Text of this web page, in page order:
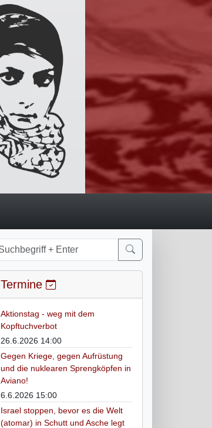
Termine
Aktionstag - weg mit dem
Kopftuchverbot
26.6.2026 14:00
Gegen Kriege, gegen Aufrüstung
und die nuklearen Sprengköpfen in
Aviano!
6.6.2026 15:00
Israel stoppen, bevor es die Welt
(atomar) in Schutt und Asche legt